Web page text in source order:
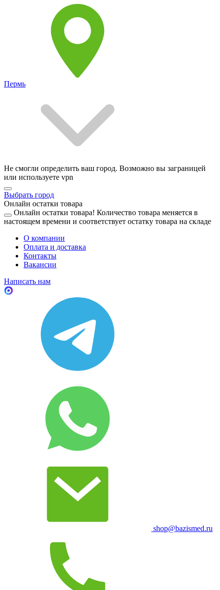
Пермь
Не смогли определить ваш город. Возможно вы заграницей
или используете vpn
Выбрать город
Онлайн остатки товара
Онлайн остатки товара! Количество товара меняется в
настоящем времени и соответствует остатку товара на складе
О компании
Оплата и доставка
Контакты
Вакансии
Написать нам
shop@bazismed.ru